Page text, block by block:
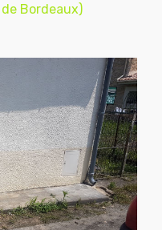
Bordeaux)